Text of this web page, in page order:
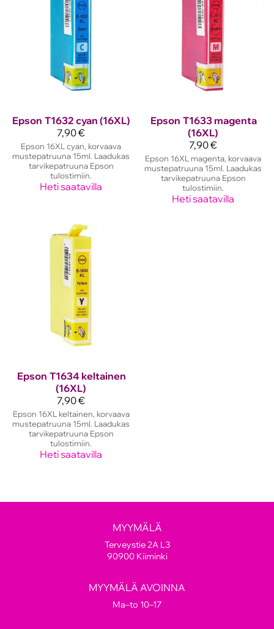
Epson T1632 cyan (16XL)
7,90 €
Epson 16XL cyan, korvaava
mustepatruuna 15ml. Laadukas
tarvikepatruuna Epson
tulostimiin.
Heti saatavilla
Epson T1633 magenta
(16XL)
7,90 €
Epson 16XL magenta, korvaava
mustepatruuna 15ml. Laadukas
tarvikepatruuna Epson
tulostimiin.
Heti saatavilla
Epson T1634 keltainen
(16XL)
7,90 €
Epson 16XL keltainen, korvaava
mustepatruuna 15ml. Laadukas
tarvikepatruuna Epson
tulostimiin.
Heti saatavilla
MYYMÄLÄ
Terveystie 2A L3
90900 Kiiminki
MYYMÄLÄ AVOINNA
Ma–to 10–17